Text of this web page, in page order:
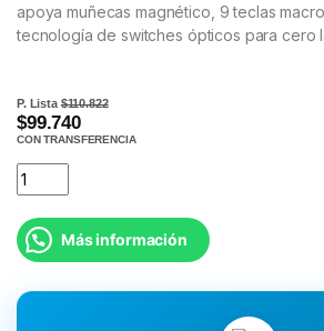
apoya muñecas magnético, 9 teclas
tecnología de switches ópticos para cero
P. Lista$110.822
$99.740
CON TRANSFERENCIA
Más información